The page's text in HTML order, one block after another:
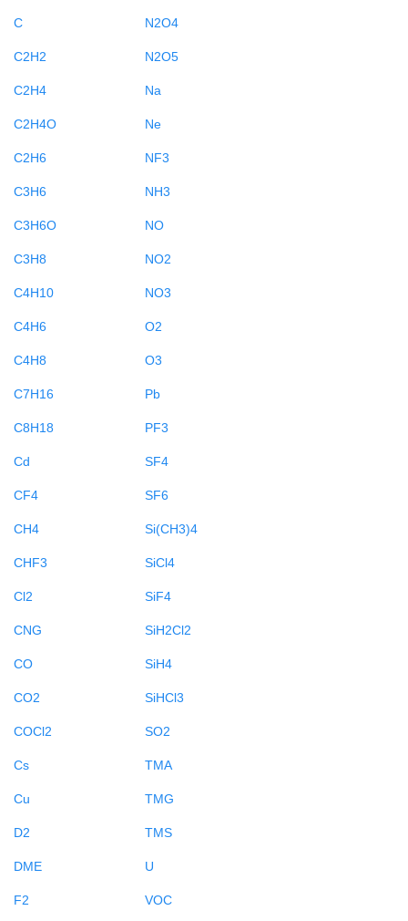
C
C2H2
C2H4
C2H4O
C2H6
C3H6
C3H6O
C3H8
C4H10
C4H6
C4H8
C7H16
C8H18
Cd
CF4
CH4
CHF3
Cl2
CNG
CO
CO2
COCl2
Cs
Cu
D2
DME
F2
N2O4
N2O5
Na
Ne
NF3
NH3
NO
NO2
NO3
O2
O3
Pb
PF3
SF4
SF6
Si(CH3)4
SiCl4
SiF4
SiH2Cl2
SiH4
SiHCl3
SO2
TMA
TMG
TMS
U
VOC